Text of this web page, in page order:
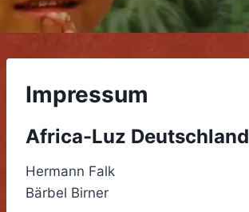
Impressum
Africa-Luz Deutschland
Hermann Falk
Bärbel Birner